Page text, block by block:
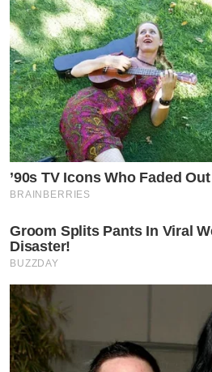
’90s TV Icons Who Faded
BRAINBERRIES
Groom Splits Pants In Viral
Disaster!
BUZZDAY